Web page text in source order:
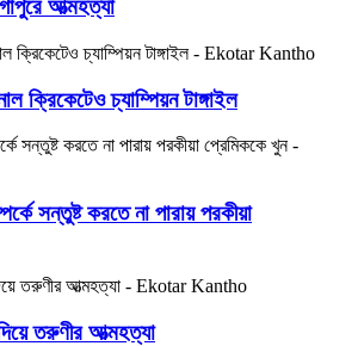
আত্মহত্যা
ক্রিকেটেও চ্যাম্পিয়ন টাঙ্গাইল
সন্তুষ্ট করতে না পারায় পরকীয়া
তরুণীর আত্মহত্যা